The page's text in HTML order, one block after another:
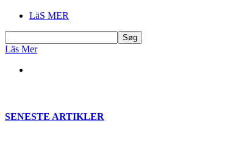
LäS MER
Läs Mer
SENESTE ARTIKLER